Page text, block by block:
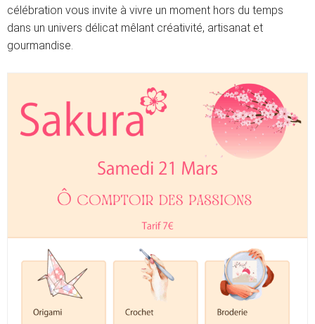
célébration vous invite à vivre un moment hors du temps
dans un univers délicat mêlant créativité, artisanat et
gourmandise.